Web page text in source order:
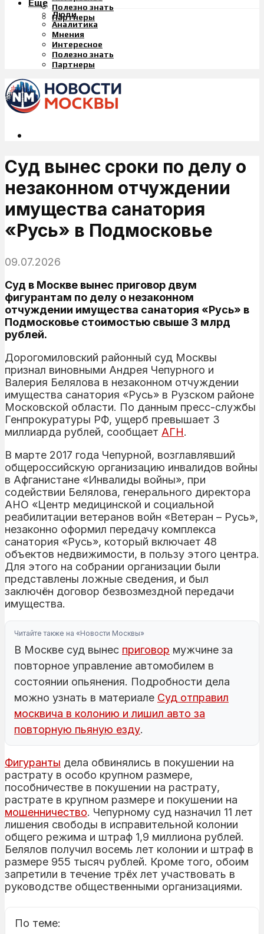
Полезно знать
Партнеры
Еще
Люди
Аналитика
Мнения
Интересное
Полезно знать
Партнеры
Суд вынес сроки по делу о
незаконном отчуждении
имущества санатория
«Русь» в Подмосковье
09.07.2026
Суд в Москве вынес приговор двум
фигурантам по делу о незаконном
отчуждении имущества санатория «Русь» в
Подмосковье стоимостью свыше 3 млрд
рублей.
Дорогомиловский районный суд Москвы
признал виновными Андрея Чепурного и
Валерия Белялова в незаконном отчуждении
имущества санатория «Русь» в Рузском районе
Московской области. По данным пресс-службы
Генпрокуратуры РФ, ущерб превышает 3
миллиарда рублей, сообщает АГН.
В марте 2017 года Чепурной, возглавлявший
общероссийскую организацию инвалидов войны
в Афганистане «Инвалиды войны», при
содействии Белялова, генерального директора
АНО «Центр медицинской и социальной
реабилитации ветеранов войн «Ветеран – Русь»,
незаконно оформил передачу комплекса
санатория «Русь», который включает 48
объектов недвижимости, в пользу этого центра.
Для этого на собрании организации были
представлены ложные сведения, и был
заключён договор безвозмездной передачи
имущества.
Читайте также на «Новости Москвы»
В Москве суд вынес приговор мужчине за
повторное управление автомобилем в
состоянии опьянения. Подробности дела
можно узнать в материале Суд отправил
москвича в колонию и лишил авто за
повторную пьяную езду.
Фигуранты дела обвинялись в покушении на
растрату в особо крупном размере,
пособничестве в покушении на растрату,
растрате в крупном размере и покушении на
мошенничество. Чепурному суд назначил 11 лет
лишения свободы в исправительной колонии
общего режима и штраф 1,9 миллиона рублей.
Белялов получил восемь лет колонии и штраф в
размере 955 тысяч рублей. Кроме того, обоим
запретили в течение трёх лет участвовать в
руководстве общественными организациями.
По теме: